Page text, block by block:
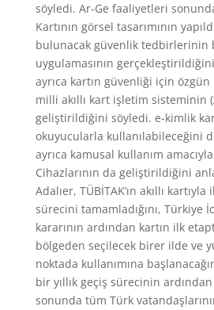
söyledi. Ar-Ge faaliyetleri
Kartının görsel tasarımının
bulunacak güvenlik tedbirlerinin
uygulamasının
ayrıca kartın güvenliği için özgün
milli akıllı kart işletim sisteminin
geliştirildiğini söyledi. e-kimlik
okuyucularla kullanılabileceğini
ayrıca kamusal kullanım
Cihazlarının da geliştirildiğini
Adalıer, TÜBİTAK’ın akıllı
sürecini tamamladığını, Türkiye
kararının ardından kartın ilk
bölgeden seçilecek birer ilde ve
noktada kullanımına
bir yıllık geçiş sürecinin ardından
sonunda tüm Türk